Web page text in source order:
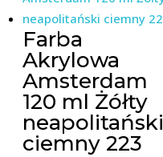
Farba
Akrylowa
Amsterdam
120 ml Żółty
neapolitański
ciemny 223